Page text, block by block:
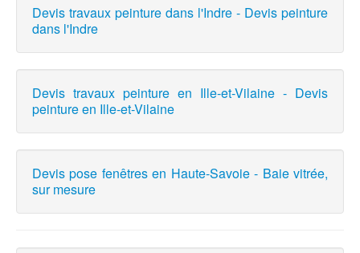
Devis travaux peinture dans l'Indre - Devis peinture
dans l'Indre
Devis travaux peinture en Ille-et-Vilaine - Devis
peinture en Ille-et-Vilaine
Devis pose fenêtres en Haute-Savoie - Baie vitrée,
sur mesure